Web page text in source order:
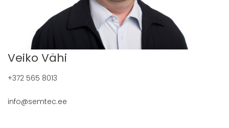
Veiko Vähi
+372 565 8013
info@semtec.ee